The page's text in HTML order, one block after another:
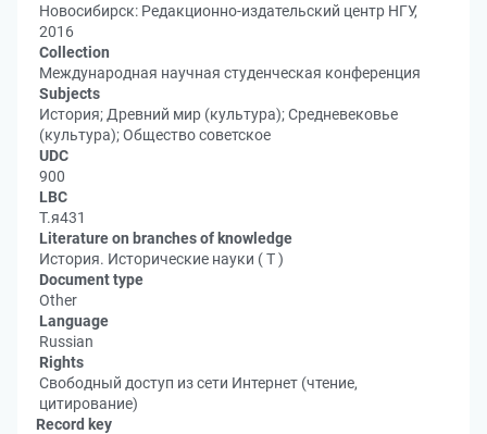
Новосибирск: Редакционно-издательский центр НГУ,
2016
Collection
Международная научная студенческая конференция
Subjects
История; Древний мир (культура); Средневековье
(культура); Общество советское
UDC
900
LBC
Т.я431
Literature on branches of knowledge
История. Исторические науки ( Т )
Document type
Other
Language
Russian
Rights
Свободный доступ из сети Интернет (чтение,
цитирование)
Record key